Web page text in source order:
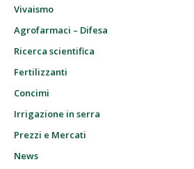
Vivaismo
Agrofarmaci – Difesa
Ricerca scientifica
Fertilizzanti
Concimi
Irrigazione in serra
Prezzi e Mercati
News